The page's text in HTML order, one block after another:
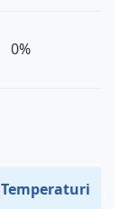
0%
Temperaturi